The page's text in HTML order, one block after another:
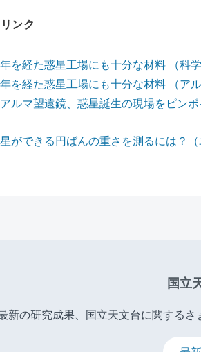
ンク
年を経た惑星工場にも十分な材料 （科学
年を経た惑星工場にも十分な材料 （アル
アルマ望遠鏡、惑星誕生の現場をピン
ができる円ばんの重さを測るには？
国立
新の研究成果、国立天文台に関するさ